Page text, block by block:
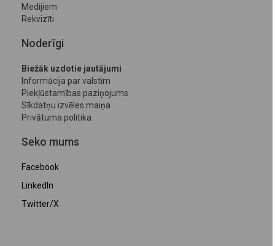
Medijiem
Rekvizīti
Noderīgi
Biežāk uzdotie jautājumi
Informācija par valstīm
Piekļūstamības paziņojums
Sīkdatņu izvēles maiņa
Privātuma politika
Seko mums
Facebook
LinkedIn
Twitter/X